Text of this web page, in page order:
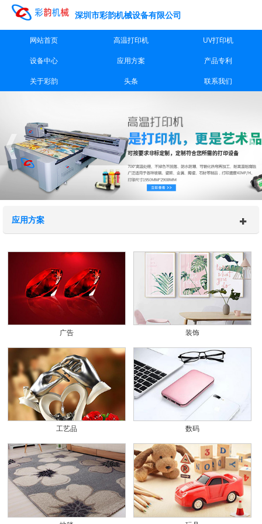
深圳市彩韵机械设备有限公司
网站首页 高温打印机 UV打印机
设备中心 应用方案 产品专利
关于彩韵 头条 联系我们
应用方案
广告 装饰
工艺品 数码